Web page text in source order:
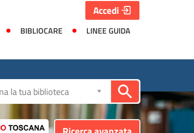
BIBLIOCARE
LINEE GUIDA
Accedi